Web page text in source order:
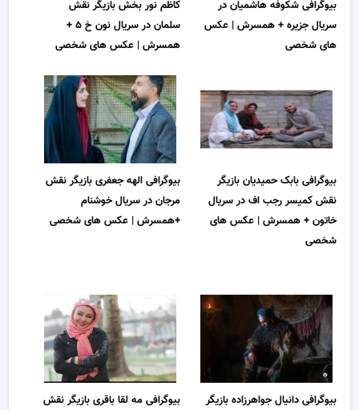
بیوگرافی شکوفه هاشمیان در
سریال جزیره + همسرش | عکس
های شخصی
کاظم نور بخش بازیگر نقش
سلمان در سریال نون خ ۵ +
همسرش | عکس های شخصی
بیوگرافی بابک حمیدیان بازیگر
نقش کمیسر رجب اف در سریال
خاتون + همسرش | عکس های
شخصی
بیوگرافی الهه جعفری بازیگر نقش
مرجان در سریال خوشنام
+همسرش | عکس های شخصی
بیوگرافی دانیال جواهرزاده بازیگر
بیوگرافی مه لقا باقری بازیگر نقش